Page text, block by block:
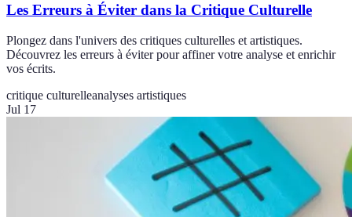
Les Erreurs à Éviter dans la Critique Culturelle
Plongez dans l'univers des critiques culturelles et artistiques.
Découvrez les erreurs à éviter pour affiner votre analyse et enrichir
vos écrits.
critique culturelleanalyses artistiques
Jul 17